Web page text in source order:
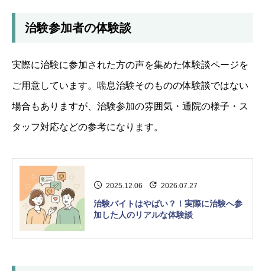
治験参加者の体験談
実際に治験に参加された方の声を集めた体験談ページを
ご用意しています。喘息治験そのものの体験談ではない
場合もありますが、治験参加の雰囲気・通院の様子・ス
タッフ対応などの参考になります。
2025.12.06 2026.07.27
治験バイトはやばい？！実際に治験へ参
加した人のリアルな体験談